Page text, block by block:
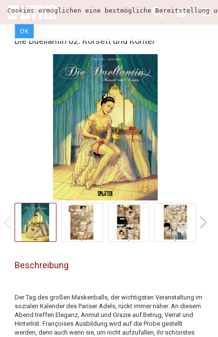
Cookies ermöglichen eine bestmögliche
OK
Die Duellantin 02: Korsett und Konter
Beschreibung
Der Tag des großen Maskenballs, der wichtigsten Veranstaltung im
sozialen Kalender des Pariser Adels, rückt immer näher. An diesem
Abend treffen Eleganz, Anmut und Grazie auf Betrug, Verrat und
Hinterlist. Françoises Ausbildung wird auf die Probe gestellt
werden, denn auch wenn sie, um nicht aufzufallen, ihr schönstes